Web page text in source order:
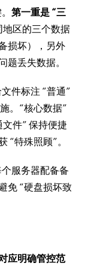
。第一重是 “三
地区的三个数据
损坏），另外
题丢失数据。
件标注 “普通”
。“核心数据”
件” 保持便捷
“特殊照顾”。
服务器配备备
免 “硬盘损坏致
应明确管控范